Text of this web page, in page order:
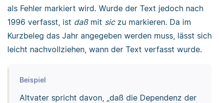
als Fehler markiert wird. Wurde der Text jedoch nach
1996 verfasst, ist daßmit siczu markieren. Da im
Kurzbeleg das Jahr angegeben werden muss, lässt sich
leicht nachvollziehen, wann der Text verfasst wurde.
Beispiel
Altvater spricht davon, „daß die Dependenz der